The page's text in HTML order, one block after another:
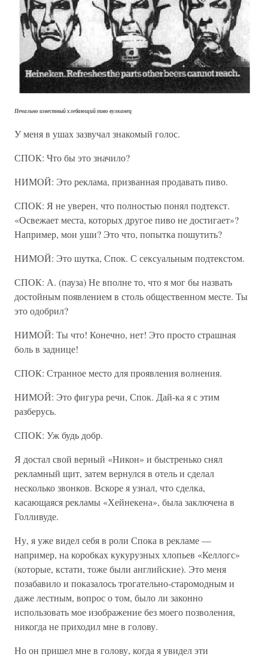
Печально известный хлебающий пиво вулканец
У меня в ушах зазвучал знакомый голос.
СПОК: Что бы это значило?
НИМОЙ: Это реклама, призванная продавать пиво.
СПОК: Я не уверен, что полностью понял подтекст.
«Освежает места, которых другое пиво не достигает»?
Например, мои уши? Это что, попытка пошутить?
НИМОЙ: Это шутка, Спок. С сексуальным подтекстом.
СПОК: А. (пауза) Не вполне то, что я мог бы назвать
достойным появлением в столь общественном месте. Ты
это одобрил?
НИМОЙ: Ты что! Конечно, нет! Это просто страшная
боль в заднице!
СПОК: Странное место для проявления волнения.
НИМОЙ: Это фигура речи, Спок. Дай-ка я с этим
разберусь.
СПОК: Уж будь добр.
Я достал свой верный «Никон» и быстренько снял
рекламный щит, затем вернулся в отель и сделал
несколько звонков. Вскоре я узнал, что сделка,
касающаяся рекламы «Хейнекена», была заключена в
Голливуде.
Ну, я уже видел себя в роли Спока в рекламе —
например, на коробках кукурузных хлопьев «Келлогс»
(которые, кстати, тоже были английские). Это меня
позабавило и показалось трогательно-старомодным и
даже лестным, вопрос о том, было ли законно
использовать мое изображение без моего позволения,
никогда не приходил мне в голову.
Но он пришел мне в голову, когда я увидел эти